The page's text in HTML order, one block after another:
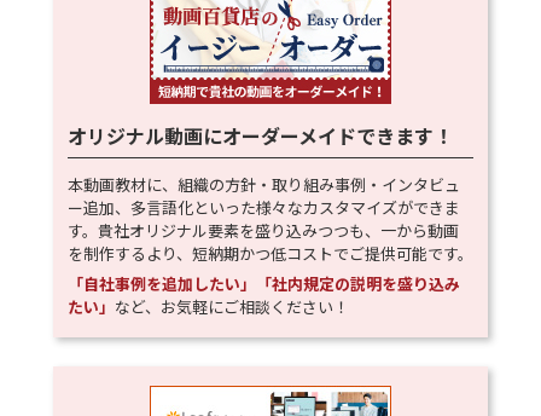
オリジナル動画にオーダーメイドできます！
本動画教材に、組織の方針・取り組み事例・インタビュ
ー追加、多言語化といった様々なカスタマイズができま
す。貴社オリジナル要素を盛り込みつつも、一から動画
を制作するより、短納期かつ低コストでご提供可能です。
「自社事例を追加したい」「社内規定の説明を盛り込み
たい」 など、お気軽にご相談ください！